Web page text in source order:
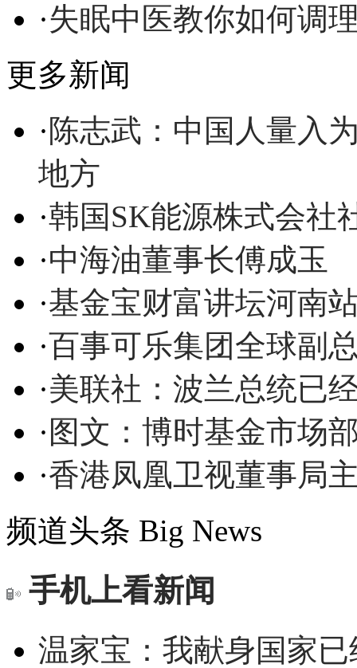
·失眠中医教你如何调
更多新闻
·陈志武：中国人量入
地方
·韩国SK能源株式会社
·中海油董事长傅成玉
·基金宝财富讲坛河南
·百事可乐集团全球副
·美联社：波兰总统已
· 图文：博时基金市场
·香港凤凰卫视董事局
频道头条 Big News
手机上看新闻
温家宝：我献身国家